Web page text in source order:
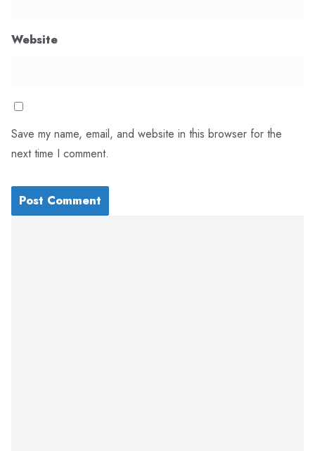
Website
Save my name, email, and website in this browser for the
next time I comment.